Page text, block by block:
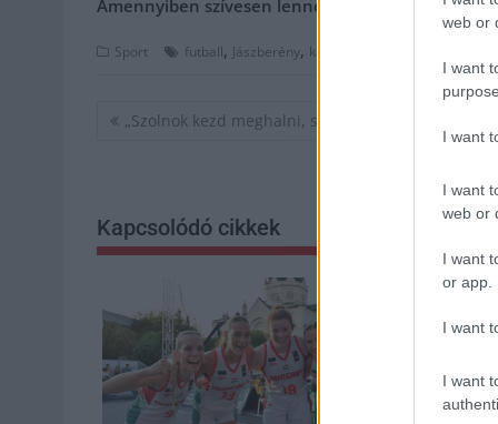
web or
I want
I want
I want
web or
I want
or app.
I want
I want
Amennyiben szívesen lenne a támogatónk,
Sport futball, Jászberény, kapus
Bejegyzés
„Szolnok kezd meghalni, szellemváros”
Kapcsolódó cikkek